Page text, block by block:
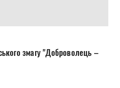
змагу "Доброволець –